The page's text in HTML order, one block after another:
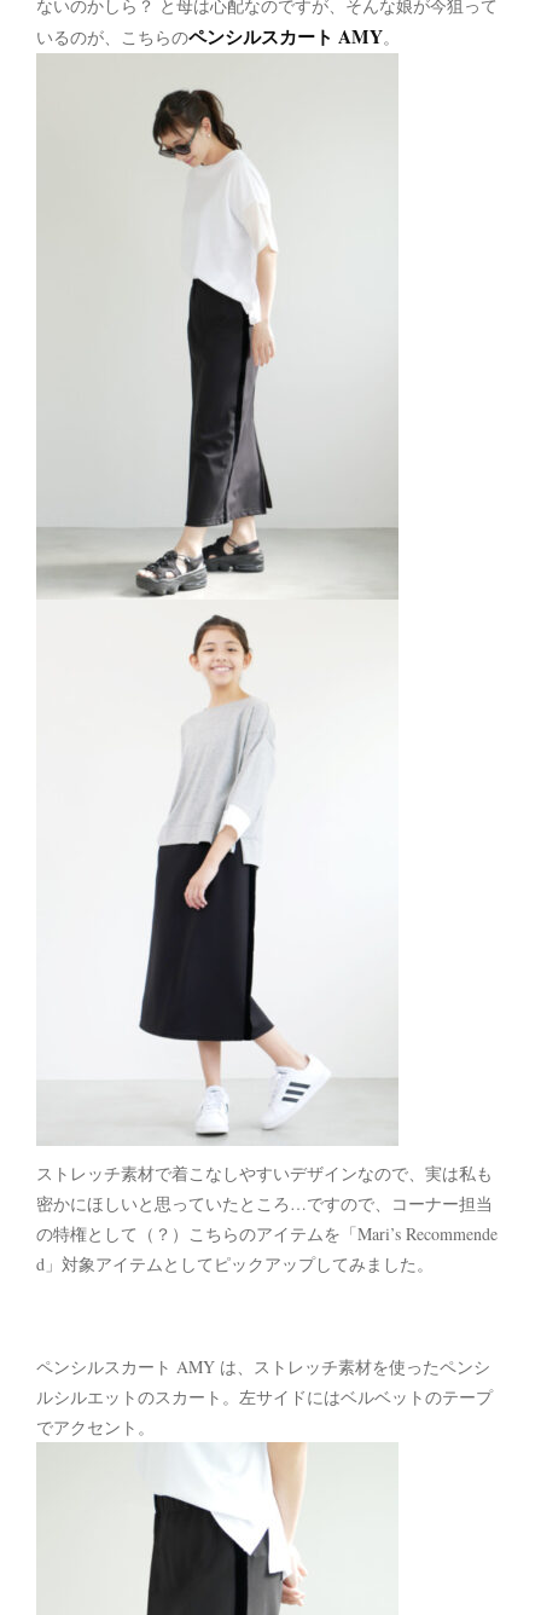
ないのかしら？ と母は心配なのですが、そんな娘が今狙って
いるのが、こちらのペンシルスカート AMY。
ストレッチ素材で着こなしやすいデザインなので、実は私も
密かにほしいと思っていたところ…ですので、コーナー担当
の特権として（？）こちらのアイテムを「Mari’s Recommende
d」対象アイテムとしてピックアップしてみました。
ペンシルスカート AMY は、ストレッチ素材を使ったペンシ
ルシルエットのスカート。左サイドにはベルベットのテープ
でアクセント。